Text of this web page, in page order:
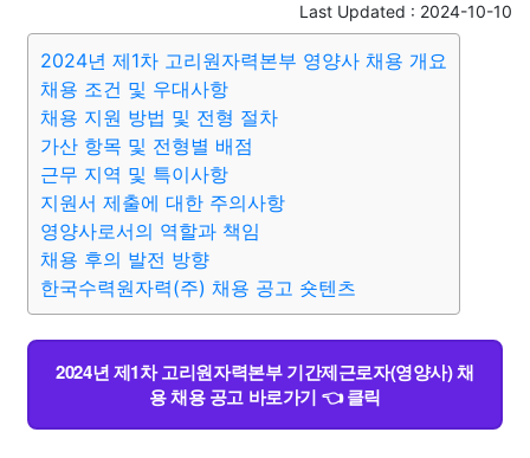
Last Updated : 2024-10-10
2024년 제1차 고리원자력본부 영양사 채용 개요
채용 조건 및 우대사항
채용 지원 방법 및 전형 절차
가산 항목 및 전형별 배점
근무 지역 및 특이사항
지원서 제출에 대한 주의사항
영양사로서의 역할과 책임
채용 후의 발전 방향
한국수력원자력(주) 채용 공고 숏텐츠
2024년 제1차 고리원자력본부 기간제근로자(영양사) 채
용 채용 공고 바로가기 👈 클릭